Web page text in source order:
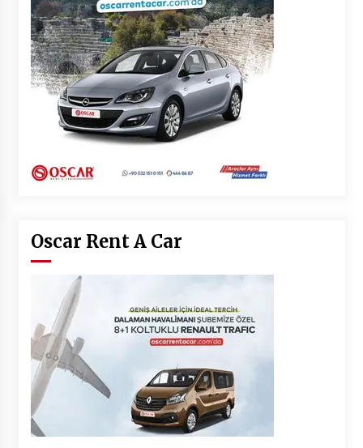
Oscar Rent A Car